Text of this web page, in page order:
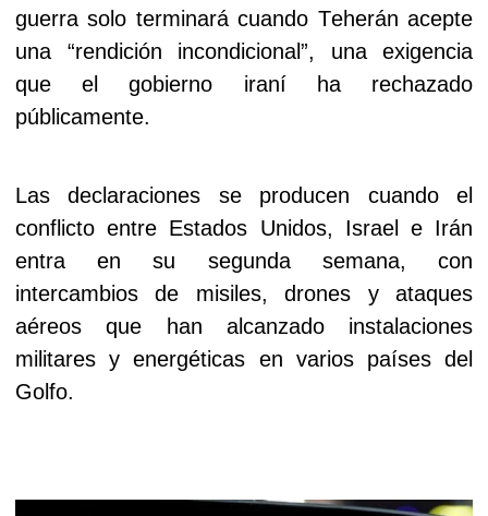
guerra solo terminará cuando Teherán acepte
una “rendición incondicional”, una exigencia
que el gobierno iraní ha rechazado
públicamente.
Las declaraciones se producen cuando el
conflicto entre Estados Unidos, Israel e Irán
entra en su segunda semana, con
intercambios de misiles, drones y ataques
aéreos que han alcanzado instalaciones
militares y energéticas en varios países del
Golfo.